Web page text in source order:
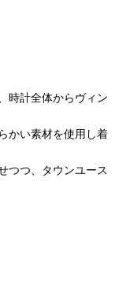
時計全体からヴィン
かい素材を使用し着
つつ、タウンユース